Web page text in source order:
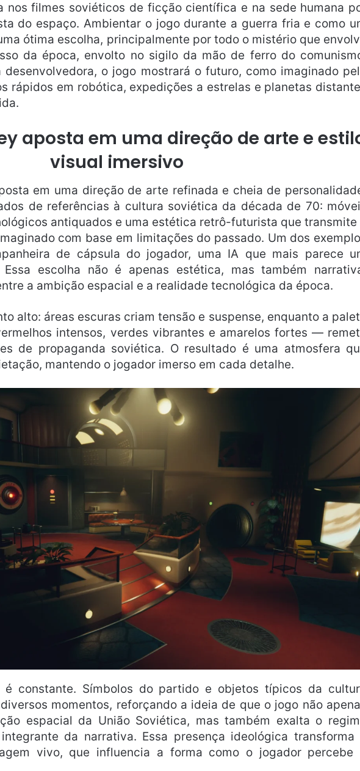
nos filmes soviéticos de ficção científica e na sede humana
do espaço. Ambientar o jogo durante a guerra fria e como
ótima escolha, principalmente por todo o mistério que
da época, envolto no sigilo da mão de ferro do
desenvolvedora, o jogo mostrará o futuro, como imaginado
rápidos em robótica, expedições a estrelas e planetas
aposta em uma direção de arte e
visual imersivo
em uma direção de arte refinada e cheia de
de referências à cultura soviética da década de 70:
antiquados e uma estética retrô-futurista que transmite
com base em limitações do passado. Um dos
de cápsula do jogador, uma IA que mais parece
escolha não é apenas estética, mas também
a ambição espacial e a realidade tecnológica da época.
alto: áreas escuras criam tensão e suspense, enquanto a
intensos, verdes vibrantes e amarelos fortes —
de propaganda soviética. O resultado é uma atmosfera
mantendo o jogador imerso em cada detalhe.
é constante. Símbolos do partido e objetos típicos da
momentos, reforçando a ideia de que o jogo não
espacial da União Soviética, mas também exalta o
da narrativa. Essa presença ideológica transforma
vivo, que influencia a forma como o jogador percebe